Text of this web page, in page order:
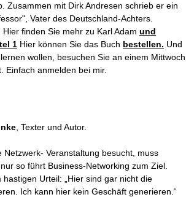
Zusammen mit Dirk Andresen schrieb er ein
Vater des Deutschland-Achters.
finden Sie mehr zu Karl Adam und
1 Hier können Sie das Buch bestellen. Und
wollen, besuchen Sie an einem Mittwoch
Einfach anmelden bei mir.
, Texter und Autor.
Veranstaltung besucht, muss
so führt Business-Networking zum Ziel.
Urteil: „Hier sind gar nicht die
Ich kann hier kein Geschäft generieren.“